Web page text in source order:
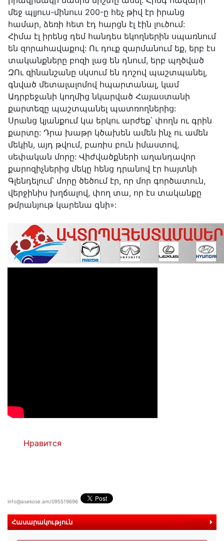
մեջ պլյուս-մինուս 200-ը հեչ թիվ էր իրանց
համար, ձեռի հետ էդ հարցն էլ էին լուծում:
Հիմա էլ իրենց դեմ հանդես եկողներին սպառնում
են զորահավաքով: Ու դուք զարմանում եք, երբ էս
տականքները բոզի լաց են դնում, երբ պղծված
ԶՈւ զինանշանը սկսում են դոշով պաշտպանել,
գնված մետալալոմով հպարտանալ, կամ
Ադրբեջանի կողմից նկարված Հայաստանի
քարտեզը պաշտպանել պատռողներից:
Սրանց կյանքում կա երկու արժեք՝ փողն ու գրին
քարտը: Դրա խաթր կծախեն ամեն ինչ ու ամեն
մեկին, այդ թվում, բառիս բուն իմաստով,
սեփական մորը: Վիժվածքների աղանդավոր
քարոզիչներից մեկը հենց դրանով էր հայտնի
Գլենդելում՝ մորը ծեծում էր, որ մոր գործատուն,
վերջինիս խղճալով, փող տա, որ էս տականքը
թմրանյութ կարենա գնի»:
Нравится
info@asekose.am/095519696
Հասարակություն ավելին